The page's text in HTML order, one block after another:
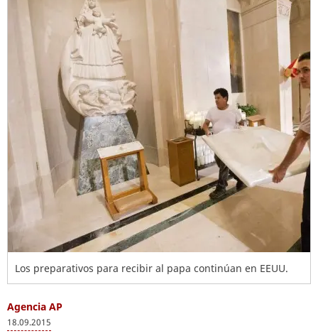
Los preparativos para recibir al papa continúan en EEUU.
Agencia AP
18.09.2015